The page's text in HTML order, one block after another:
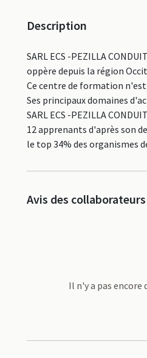
Description
SARL ECS -PEZILLA
oppère depuis la région
Ce centre de formation
Ses principaux domaines
SARL ECS -PEZILLA
12 apprenants d'après son
le top 34% des organismes
Avis des collaborateurs
Il n'y a pas encore